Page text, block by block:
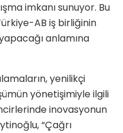
imkanı sunuyor. Bu
AB iş birliğinin
anlamına
yenilikçi
yönetişimiyle ilgili
inovasyonun
“Çağrı